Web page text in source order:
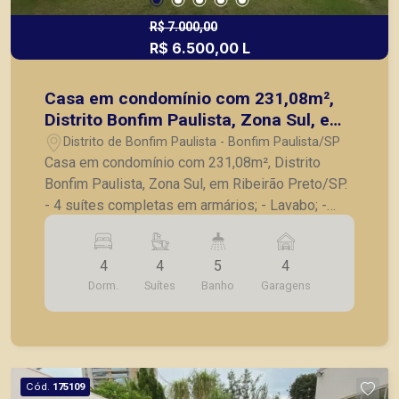
R$ 7.000,00
R$ 6.500,00 L
Casa em condomínio com 231,08m²,
Distrito Bonfim Paulista, Zona Sul, em
Ribeirão Preto/SP.
Distrito de Bonfim Paulista - Bonfim Paulista/SP
Casa em condomínio com 231,08m², Distrito
Bonfim Paulista, Zona Sul, em Ribeirão Preto/SP.
- 4 suítes completas em armários; - Lavabo; -
Sala para 2 ambientes; - Cozinha planejada; -
Despensa; - Lavanderia; - Varanda gourmet com
churrasqueira; - Quintal com gramado; - 4 vagas
de garagem, sendo 2 cobertas. A Piramid tem
como objetivo atender seus clientes com
principais lançamentos da cidade de Ribeirão
4
Dorm.
4
Suítes
5
Banho
4
Garagens
Cód. 175109